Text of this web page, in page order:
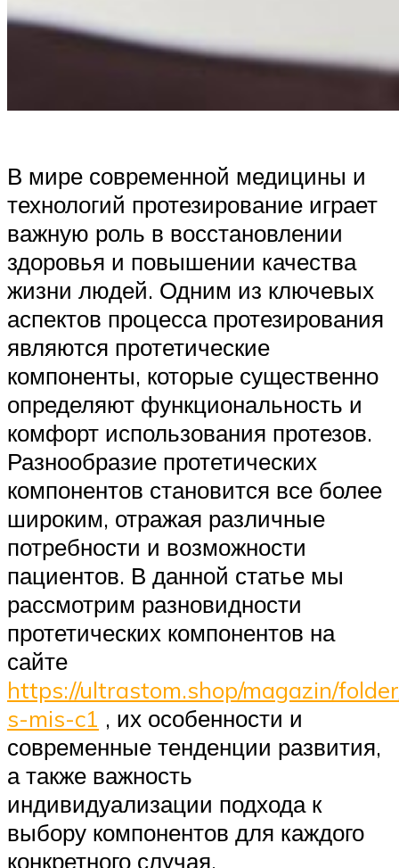
В мире современной медицины и
технологий протезирование играет
важную роль в восстановлении
здоровья и повышении качества
жизни людей. Одним из ключевых
аспектов процесса протезирования
являются протетические
компоненты, которые существенно
определяют функциональность и
комфорт использования протезов.
Разнообразие протетических
компонентов становится все более
широким, отражая различные
потребности и возможности
пациентов. В данной статье мы
рассмотрим разновидности
протетических компонентов на
сайте
https://ultrastom.shop/magazin/
s-mis-c1 , их особенности и
современные тенденции развития,
а также важность
индивидуализации подхода к
выбору компонентов для каждого
конкретного случая.